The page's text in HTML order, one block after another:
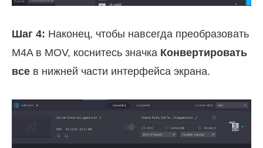
Шаг 4: Наконец, чтобы навсегда преобразовать
M4A в MOV, коснитесь значка Конвертировать
все в нижней части интерфейса экрана.